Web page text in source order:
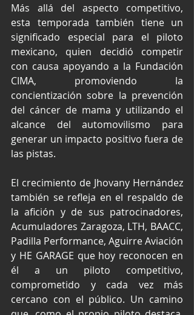
Más allá del aspecto competitivo,
esta temporada también tiene un
significado especial para el piloto
mexicano, quien decidió competir
con causa apoyando a la Fundación
CIMA, promoviendo la
concientización sobre la prevención
del cáncer de mama y utilizando el
alcance del automovilismo para
generar un impacto positivo fuera de
las pistas.
El crecimiento de Jhovany Hernández
también se refleja en el respaldo de
la afición y de sus patrocinadores,
Acumuladores Zaragoza, LTH, BAACC,
Padilla Performance, Aguirre Aviación
y HE GARAGE que hoy reconocen en
él a un piloto competitivo,
comprometido y cada vez más
cercano con el público. Un camino